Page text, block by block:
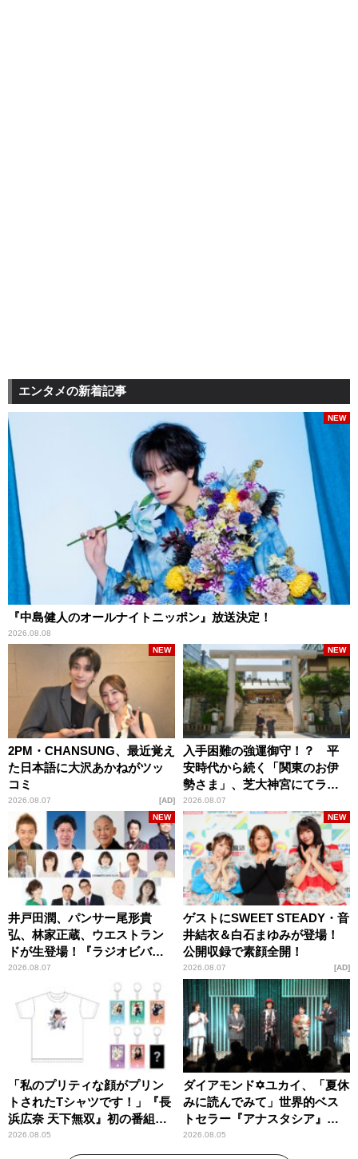
エンタメの新着記事
『中島健人のオールナイトニッポン』放送決定！
2026.08.08
NEW
2PM・CHANSUNG、最近覚え
た日本語に大沢あかねがツッ
コミ
2026.08.07
NEW
AD
入手困難の強運御守！？ 平
安時代から続く「関東のお伊
勢さま」、芝大神宮にてラン
パンプスが合格祈願！
2026.08.07
NEW
井戸田潤、パンサー尾形貴
弘、林家正蔵、ウエストラン
ドが生登場！『ラジオビバリ
ー昼ズ』
2026.08.07
NEW
ゲストにSWEET STEADY・音
井結衣＆白石まゆみが登場！
公開収録で素顔全開！
2026.08.07
NEW
AD
「私のプリティな顔がプリン
トされたTシャツです！」『長
浜広奈 天下無双』初の番組グ
ッズ発売
2026.08.05
ダイアモンド✡ユカイ、「夏休
みに読んでみて」世界的ベス
トセラー『アナスタシア』を
紹介
2026.08.05